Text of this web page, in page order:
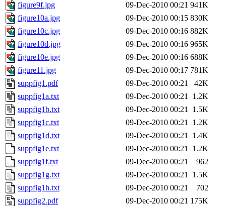
figure9f.jpg
09-Dec-2010 00:21 941K
figure10a.jpg
09-Dec-2010 00:15 830K
figure10c.jpg
09-Dec-2010 00:16 882K
figure10d.jpg
09-Dec-2010 00:16 965K
figure10e.jpg
09-Dec-2010 00:16 688K
figure11.jpg
09-Dec-2010 00:17 781K
suppfig1.pdf
09-Dec-2010 00:21
42K
suppfig1a.txt
09-Dec-2010 00:21 1.2K
suppfig1b.txt
09-Dec-2010 00:21 1.5K
suppfig1c.txt
09-Dec-2010 00:21 1.2K
suppfig1d.txt
09-Dec-2010 00:21 1.4K
suppfig1e.txt
09-Dec-2010 00:21 1.2K
suppfig1f.txt
09-Dec-2010 00:21
962
suppfig1g.txt
09-Dec-2010 00:21 1.5K
suppfig1h.txt
09-Dec-2010 00:21
702
suppfig2.pdf
09-Dec-2010 00:21 175K